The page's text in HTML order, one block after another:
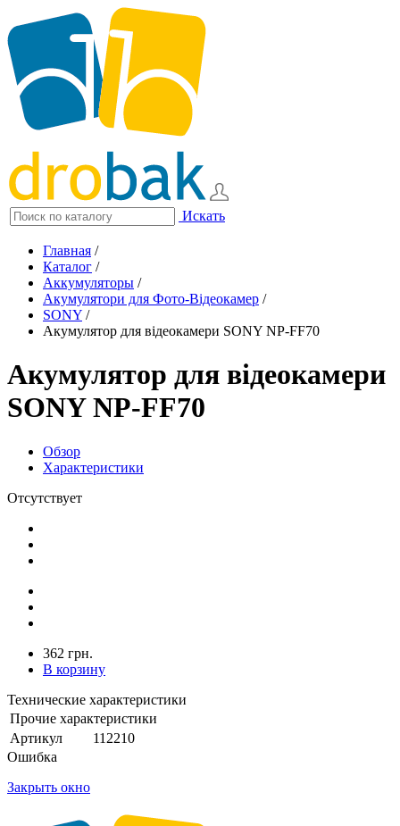
Искать
Главная /
Каталог /
Аккумуляторы /
Акумулятори для Фото-Відеокамер /
SONY /
Акумулятор для відеокамери SONY NP-FF70
Акумулятор для відеокамери
SONY NP-FF70
Обзор
Характеристики
Отсутствует
362 грн.
В корзину
Технические характеристики
Прочие характеристики
Артикул
112210
Ошибка
Закрыть окно